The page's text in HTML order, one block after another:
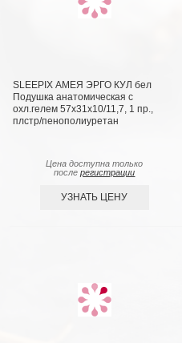
SLEEPIX АМЕЯ ЭРГО КУЛ бел
Подушка анатомическая с
охл.гелем 57х31х10/11,7, 1 пр.,
плстр/пенополиуретан
Цена доступна только
послерегистрации
УЗНАТЬ ЦЕНУ